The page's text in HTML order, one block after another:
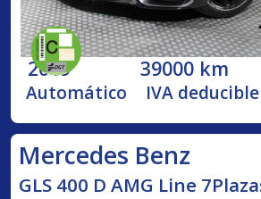
2019 39000 km
Automático IVA deducible
Mercedes Benz
GLS 400 D AMG Line